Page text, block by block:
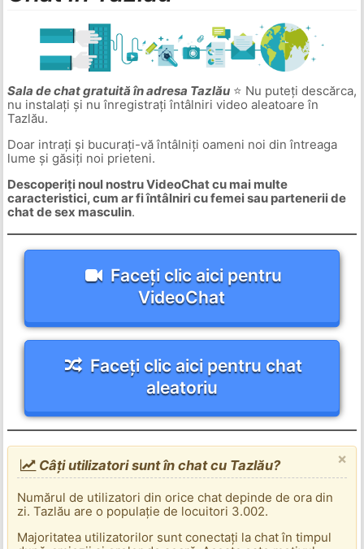
Sala de chat gratuită în adresa Tazlău⭐ Nu puteți descărca,
nu instalați și nu înregistrați întâlniri video aleatoare în
Tazlău.
Doar intrați și bucurați-vă întâlniți oameni noi din întreaga
lume și găsiți noi prieteni.
Descoperiți noul nostru VideoChat cu mai multe
caracteristici, cum ar fi întâlniri cu femei sau partenerii de
chat de sex masculin.
Faceți clic aici pentru
VideoChat
Faceți clic aici pentru chat
aleatoriu
×
Câți utilizatori sunt în chat cu Tazlău?
Numărul de utilizatori din orice chat depinde de ora din
zi. Tazlău are o populație de locuitori 3.002.
Majoritatea utilizatorilor sunt conectați la chat în timpul